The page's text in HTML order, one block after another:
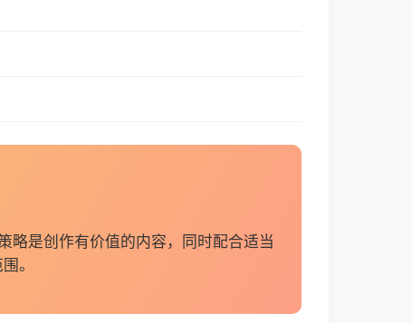
略是创作有价值的内容，同时配合适当
。